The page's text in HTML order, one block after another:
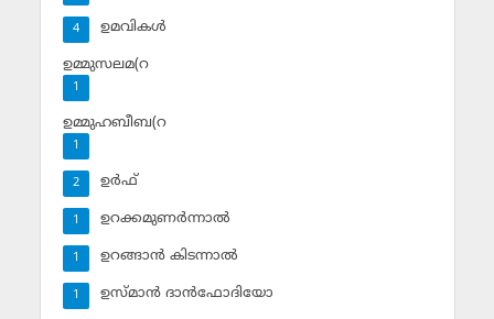
ഉമവികള്‍
4
ഉമ്മുസലമ(റ
1
ഉമ്മുഹബീബ(റ
1
ഉര്‍ഫ്
2
ഉറക്കമുണര്‍ന്നാല്‍
1
ഉറങ്ങാന്‍ കിടന്നാല്‍
1
ഉസ്മാന്‍ ദാന്‍ഫോദിയോ
1